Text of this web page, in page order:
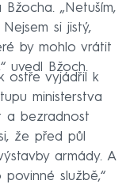
„Netuším,
si jistý,
by mohlo vrátit
uvedl Bžoch.
ostře vyjádřil k
ministerstva
a bezradnost
že před půl
armády. A
službě,“